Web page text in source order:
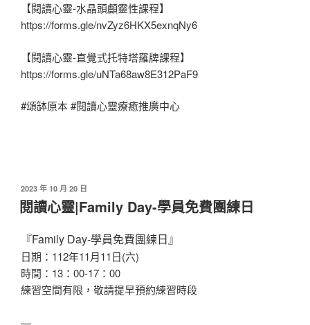
【閱讀心靈-水晶頭顱靈性課程】
https://forms.gle/nvZyz6HKX5exnqNy6
【閱讀心靈-直覺式托特塔羅牌課程】
https://forms.gle/uNTa68aw8E312PaF9
#頌缽原本 #閱讀心靈療癒推廣中心
發
佈
於
2023 年 10 月 20 日
閱讀心靈|Family Day-學員免費團練日
『Family Day-學員免費團練日』
日期：112年11月11日(六)
時間：13：00-17：00
練習空間有限，敬請提早預約練習時段